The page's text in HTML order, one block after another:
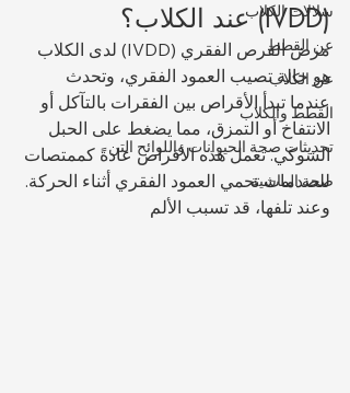
سلالات الكلاب
عن القطط
عن الكلاب
القطط والكلاب
تحديثات صحة الحيوانات واللوائح التن
صحة الماشية
(IVDD) عند الكلاب؟
مرض القرص الفقري (IVDD) لدى الكلاب
هو حالة تصيب العمود الفقري، وتحدث
عندما تبدأ الأقراص بين الفقرات بالتآكل أو
الانتفاخ أو التمزق، مما يضغط على الحبل
الشوكي. تعمل هذه الأقراص عادةً كممتصات
للصدمات تحمي العمود الفقري أثناء الحركة.
وعند تلفها، قد تسبب الألم